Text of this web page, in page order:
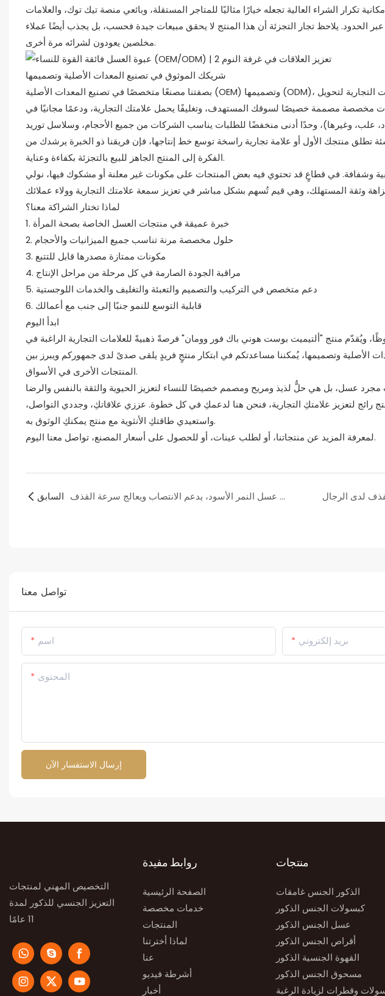
تكرار الشراء العالية تجعله خيارًا مثاليًا للمتاجر المستقلة، وبائعي منصة تيك توك، والعلامات
عبر الحدود. يلاحظ تجار التجزئة أن هذا المنتج لا يحقق مبيعات جيدة فحسب، بل يجذب أيضًا عملاء
مخلصين يعودون لشرائه مرة أخرى.
شريكك الموثوق في تصنيع المعدات الأصلية وتصميمها
بصفتنا مصنعًا متخصصًا في تصنيع المعدات الأصلية (OEM) وتصميمها (ODM)، فإننا لا نكتفي بالتصنيع فحسب، بل نتشارك مع العلامات التجارية لتحويل
مخصصة مصممة خصيصًا لسوقك المستهدف، وتغليفًا يحمل علامتك التجارية، ودعمًا مجانيًا في
علب، وغيرها)، وحدًا أدنى منخفضًا للطلبات يناسب الشركات من جميع الأحجام، وسلاسل توريد
منتجك الأول أو علامة تجارية راسخة توسع خط إنتاجها، فإن فريقنا ذو الخبرة يرشدك من
الفكرة إلى المنتج الجاهز للبيع بالتجزئة بكفاءة وعناية.
وشفافة. في قطاعٍ قد تحتوي فيه بعض المنتجات على مكونات غير معلنة أو مشكوك فيها، نولي
لماذا تختار الشراكة معنا؟
1. خبرة عميقة في منتجات العسل الخاصة بصحة المرأة
2. حلول مخصصة مرنة تناسب جميع الميزانيات والأحجام
3. مكونات ممتازة مصدرها قابل للتتبع
4. مراقبة الجودة الصارمة في كل مرحلة من مراحل الإنتاج
5. دعم متخصص في التركيب والتصميم والتعبئة والتغليف والخدمات اللوجستية
6. قابلية التوسع للنمو جنبًا إلى جنب مع أعمالك
ابدأ اليوم
ويُقدّم منتج "ألتيميت بوست هوني باك فور وومان" فرصةً ذهبيةً للعلامات التجارية الراغبة في
الأصلية وتصميمها، يُمكننا مساعدتكم في ابتكار منتجٍ فريدٍ يلقى صدىً لدى جمهوركم ويبرز بين
المنتجات الأخرى في الأسواق.
عسل، بل هي حلٌّ لذيذ ومريح ومصمم خصيصًا للنساء لتعزيز الحيوية والثقة بالنفس والرضا
لتعزيز علامتكِ التجارية، فنحن هنا لدعمكِ في كل خطوة. عززي علاقاتكِ، وجددي التواصل،
واستعيدي طاقتكِ الأنثوية مع منتج يمكنكِ الوثوق به.
لمعرفة المزيد عن منتجاتنا، أو لطلب عينات، أو للحصول على أسعار المصنع، تواصل معنا اليوم.
السابق مزيج عشبي متطور لتحسين الأداء، عسل النمر الأسود، يدعم الانتصاب ويعالج سرعة القذف
تواصل معنا
اسم بريد إلكتروني
المحتوى
إرسال الاستفسار الآن
التخصيص المهني لمنتجات
التعزيز الجنسي للذكور لمدة
11 عامًا
روابط مفيدة
الصفحة الرئيسية
خدمات مخصصة
المنتجات
لماذا أخترتنا
عنا
أشرطة فيديو
أخبار
منتجات
الذكور الجنس غامقات
كبسولات الجنس الذكور
عسل الجنس الذكور
أقراص الجنس الذكور
القهوة الجنسية الذكور
مسحوق الجنس الذكور
وقطرات لزيادة الرغبة